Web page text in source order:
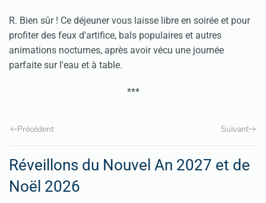
R. Bien sûr ! Ce déjeuner vous laisse libre en soirée et pour
profiter des feux d'artifice, bals populaires et autres
animations nocturnes, après avoir vécu une journée
parfaite sur l'eau et à table.
***
Précédent Suivant
Réveillons du Nouvel An 2027 et de
Noël 2026